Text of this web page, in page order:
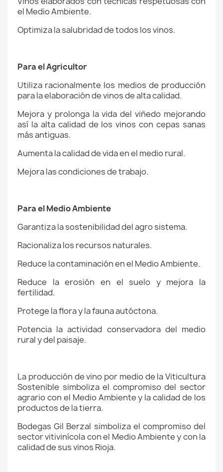
el Medio Ambiente.
Optimiza la salubridad de todos los vinos.
Para el Agricultor
Utiliza racionalmente los medios de producción
para la elaboración de vinos de alta calidad.
Mejora y prolonga la vida del viñedo mejorando
así la alta calidad de los vinos con cepas sanas
más antiguas.
Aumenta la calidad de vida en el medio rural.
Mejora las condiciones de trabajo.
Para el Medio Ambiente
Garantiza la sostenibilidad del agro sistema.
Racionaliza los recursos naturales.
Reduce la contaminación en el Medio Ambiente.
Reduce la erosión en el suelo y mejora la
fertilidad.
Protege la flora y la fauna autóctona.
Potencia la actividad conservadora del medio
rural y del paisaje.
La producción de vino por medio de la Viticultura
Sostenible simboliza el compromiso del sector
agrario con el Medio Ambiente y la calidad de los
productos de la tierra.
Bodegas Gil Berzal simboliza el compromiso del
sector vitivinícola con el Medio Ambiente y con la
calidad de sus vinos Rioja.